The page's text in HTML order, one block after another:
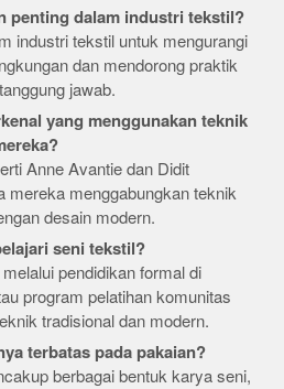
penting dalam industri tekstil?
industri tekstil untuk mengurangi
dan mendorong praktik
jawab.
yang menggunakan teknik
Anne Avantie dan Didit
mereka menggabungkan teknik
desain modern.
seni tekstil?
pendidikan formal di
program pelatihan komunitas
tradisional dan modern.
terbatas pada pakaian?
berbagai bentuk karya seni,